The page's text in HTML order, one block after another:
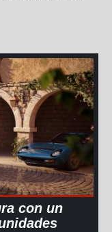
con un